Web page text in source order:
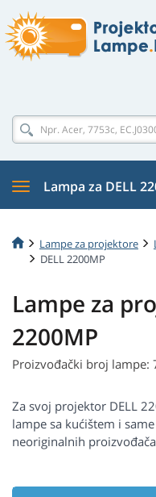
Lampa za DELL
Lampe za projektore
DELL 2200MP
Lampe za
2200MP
Proizvođački broj
Za svoj projektor DELL
lampe sa kućištem i
neoriginalnih